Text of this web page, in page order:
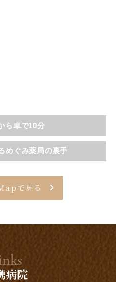
ら車で10分
めぐみ薬局の裏手
で見る
病院